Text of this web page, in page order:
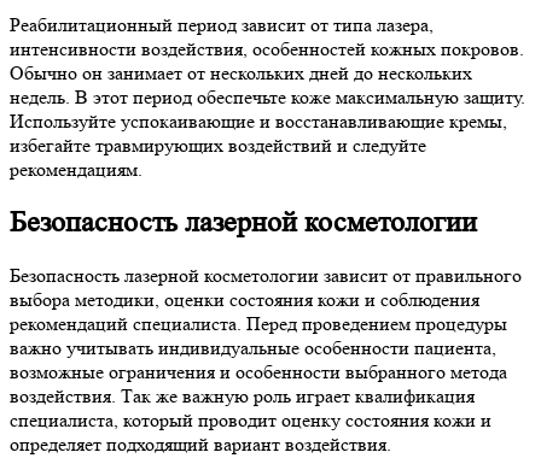
Реабилитационный период зависит от типа лазера,
интенсивности воздействия, особенностей кожных покровов.
Обычно он занимает от нескольких дней до нескольких
недель. В этот период обеспечьте коже максимальную защиту.
Используйте успокаивающие и восстанавливающие кремы,
избегайте травмирующих воздействий и следуйте
рекомендациям.
Безопасность лазерной косметологии
Безопасность лазерной косметологии зависит от правильного
выбора методики, оценки состояния кожи и соблюдения
рекомендаций специалиста. Перед проведением процедуры
важно учитывать индивидуальные особенности пациента,
возможные ограничения и особенности выбранного метода
воздействия. Так же важную роль играет квалификация
специалиста, который проводит оценку состояния кожи и
определяет подходящий вариант воздействия.